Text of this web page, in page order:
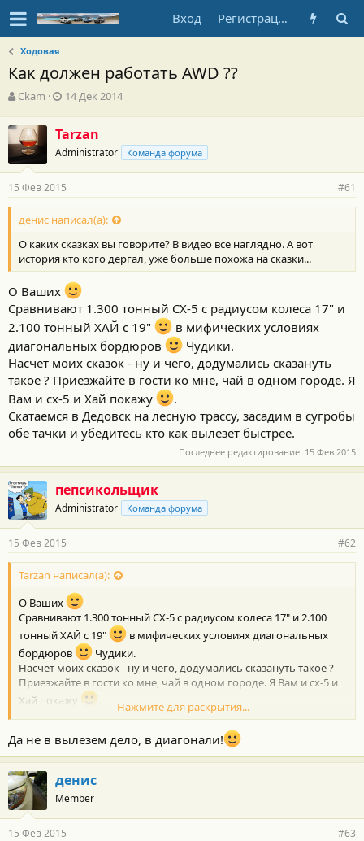
Вход Регистрация
Ходовая
Как должен работать AWD ??
А
т
о
р
т
е
м
ы
Ckam
Д
а
н
ч
а
л
а
14 Дек 2014
Tarzan
Administrator Команда форума
15 Фев 2015 #61
денис написал(а):
О каких сказках вы говорите? В видео все наглядно. А вот
история кто кого дергал, уже больше похожа на сказки...
О Ваших
Сравнивают 1.300 тонный СХ-5 с радиусом колеса 17" и
2.100 тонный ХАЙ с 19"
в мифических условиях
диагональных бордюров
Чудики.
Насчет моих сказок - ну и чего, додумались сказануть
такое ? Приезжайте в гости ко мне, чай в одном городе. Я
Вам и сх-5 и Хай покажу
.
Скатаемся в Дедовск на лесную трассу, засадим в сугробы
обе тачки и убедитесь кто как вылезет быстрее.
Последнее редактирование: 15 Фев 2015
пепсикольщик
Administrator Команда форума
15 Фев 2015 #62
Tarzan написал(а):
О Ваших
Сравнивают 1.300 тонный СХ-5 с радиусом колеса 17" и 2.100
тонный ХАЙ с 19"
в мифических условиях диагональных
бордюров
Чудики.
Насчет моих сказок - ну и чего, додумались сказануть такое ?
Приезжайте в гости ко мне, чай в одном городе. Я Вам и сх-5 и
Хай покажу
Скатаемся в Дедовск на лесную трассу, засадим в сугробы обе
тачки и убедитесь кто как вылезет быстрее.
Нажмите для раскрытия...
Да не в вылезем дело, в диагонали!
денис
Member
15 Фев 2015 #63